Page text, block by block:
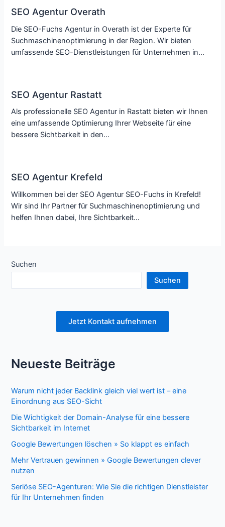
SEO Agentur Overath
Die SEO-Fuchs Agentur in Overath ist der Experte für
Suchmaschinenoptimierung in der Region. Wir bieten
umfassende SEO-Dienstleistungen für Unternehmen in…
SEO Agentur Rastatt
Als professionelle SEO Agentur in Rastatt bieten wir Ihnen
eine umfassende Optimierung Ihrer Webseite für eine
bessere Sichtbarkeit in den…
SEO Agentur Krefeld
Willkommen bei der SEO Agentur SEO-Fuchs in Krefeld!
Wir sind Ihr Partner für Suchmaschinenoptimierung und
helfen Ihnen dabei, Ihre Sichtbarkeit…
Suchen
Suchen
Jetzt Kontakt aufnehmen
Neueste Beiträge
Warum nicht jeder Backlink gleich viel wert ist – eine
Einordnung aus SEO-Sicht
Die Wichtigkeit der Domain-Analyse für eine bessere
Sichtbarkeit im Internet
Google Bewertungen löschen » So klappt es einfach
Mehr Vertrauen gewinnen » Google Bewertungen clever
nutzen
Seriöse SEO-Agenturen: Wie Sie die richtigen Dienstleister
für Ihr Unternehmen finden